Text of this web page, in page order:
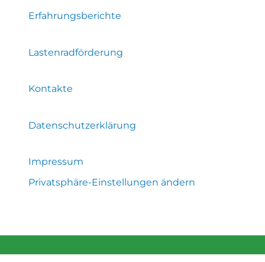
Erfahrungsberichte
Lastenradförderung
Kontakte
Datenschutzerklärung
Impressum
Privatsphäre-Einstellungen ändern